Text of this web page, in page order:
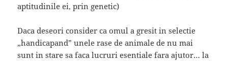
aptitudinile ei, prin genetic)
Daca deseori consider ca omul a gresit in selectie
„handicapand” unele rase de animale de nu mai
sunt in stare sa faca lucruri esentiale fara ajutor… la